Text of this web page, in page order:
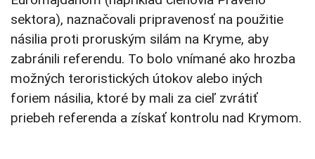
sektora), naznačovali pripravenosť na použitie
násilia proti proruským silám na Kryme, aby
zabránili referendu. To bolo vnímané ako hrozba
možných teroristických útokov alebo iných
foriem násilia, ktoré by mali za cieľ zvrátiť
priebeh referenda a získať kontrolu nad Krymom.